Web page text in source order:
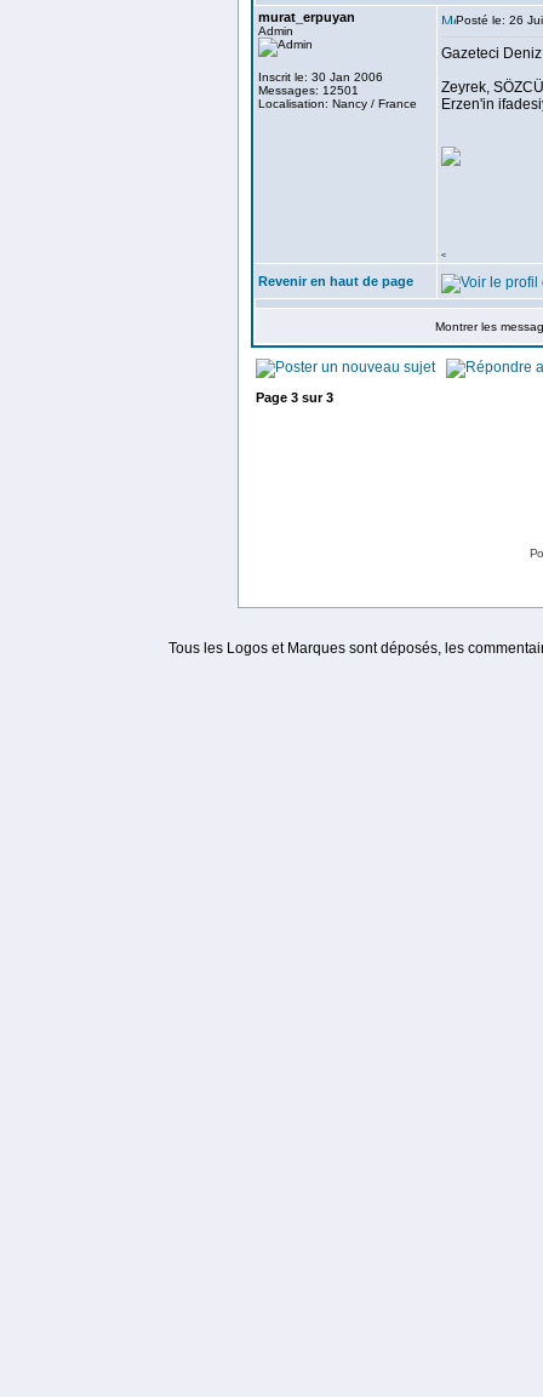
murat_erpuyan
Admin
Inscrit le: 30 Jan 2006
Messages: 12501
Localisation: Nancy / France
Posté le: 26
Gazeteci
Zeyrek,
Erzen'in
<
Revenir en haut de page
Montrer les
Page 3 sur3
Tous les Logos et Marques sont déposés, les